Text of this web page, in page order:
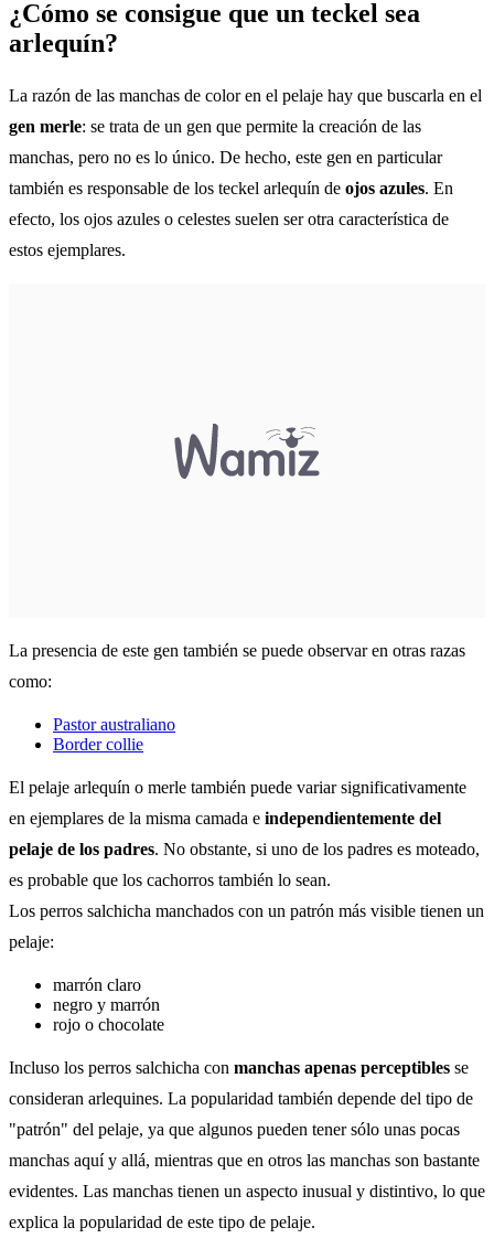
¿Cómo se consigue que un teckel sea
arlequín?
La razón de las manchas de color en el pelaje hay que buscarla en el
gen merle: se trata de un gen que permite la creación de las
manchas, pero no es lo único. De hecho, este gen en particular
también es responsable de los teckel arlequín de ojos azules. En
efecto, los ojos azules o celestes suelen ser otra característica de
estos ejemplares.
La presencia de este gen también se puede observar en otras razas
como:
Pastor australiano
Border collie
El pelaje arlequín o merle también puede variar significativamente
en ejemplares de la misma camada e independientemente del
pelaje de los padres. No obstante, si uno de los padres es moteado,
es probable que los cachorros también lo sean.
Los perros salchicha manchados con un patrón más visible tienen un
pelaje:
marrón claro
negro y marrón
rojo o chocolate
Incluso los perros salchicha con manchas apenas perceptibles se
consideran arlequines. La popularidad también depende del tipo de
"patrón" del pelaje, ya que algunos pueden tener sólo unas pocas
manchas aquí y allá, mientras que en otros las manchas son bastante
evidentes. Las manchas tienen un aspecto inusual y distintivo, lo que
explica la popularidad de este tipo de pelaje.